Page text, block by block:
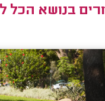
בנושא הכל